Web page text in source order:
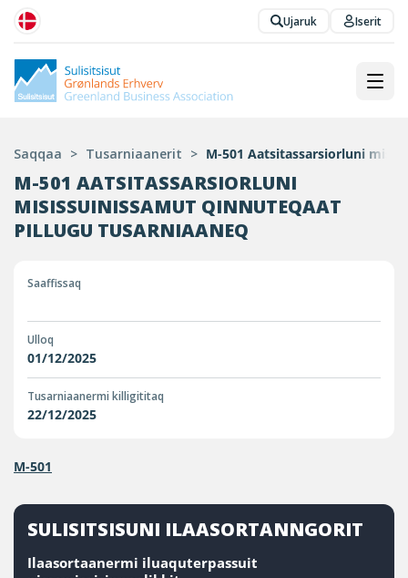
Ujaruk Iserit
Saqqaa > Tusarniaanerit > M-501 Aatsitassarsiorluni
M-501 AATSITASSARSIORLUNI
MISISSUINISSAMUT QINNUTEQAAT
PILLUGU TUSARNIAANEQ
Saaffissaq
Ulloq
01/12/2025
Tusarniaanermi killigititaq
22/12/2025
M-501
SULISITSISUNI ILAASORTANNGORIT
Ilaasortaanermi iluaquterpassuit